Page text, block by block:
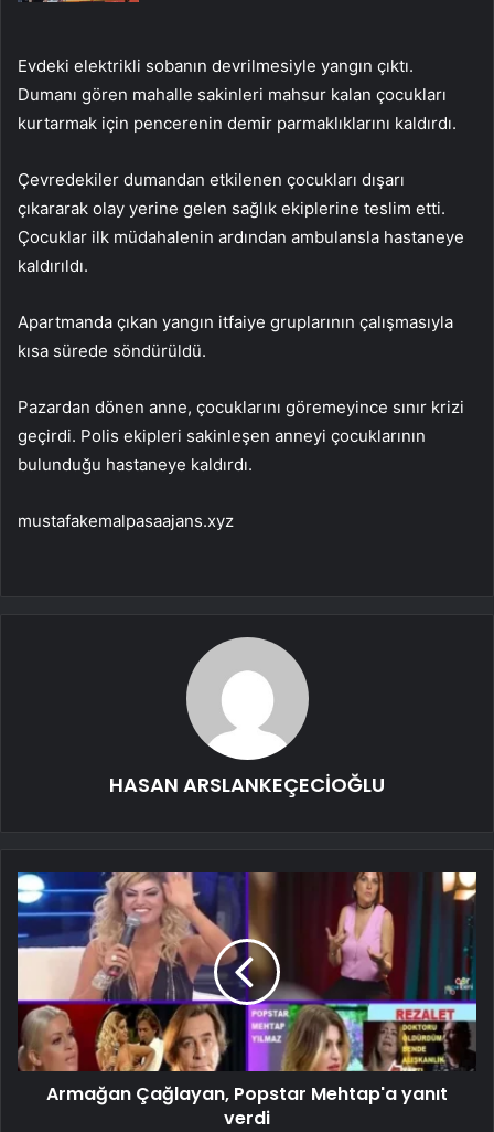
Evdeki elektrikli sobanın devrilmesiyle yangın çıktı.
Dumanı gören mahalle sakinleri mahsur kalan çocukları
kurtarmak için pencerenin demir parmaklıklarını kaldırdı.
Çevredekiler dumandan etkilenen çocukları dışarı
çıkararak olay yerine gelen sağlık ekiplerine teslim etti.
Çocuklar ilk müdahalenin ardından ambulansla hastaneye
kaldırıldı.
Apartmanda çıkan yangın itfaiye gruplarının çalışmasıyla
kısa sürede söndürüldü.
Pazardan dönen anne, çocuklarını göremeyince sınır krizi
geçirdi. Polis ekipleri sakinleşen anneyi çocuklarının
bulunduğu hastaneye kaldırdı.
mustafakemalpasaajans.xyz
HASAN ARSLANKEÇECİOĞLU
Armağan Çağlayan, Popstar Mehtap'a yanıt
verdi